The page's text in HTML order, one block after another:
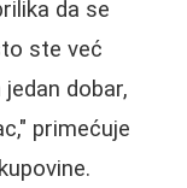
da se
ste već
dobar,
primećuje